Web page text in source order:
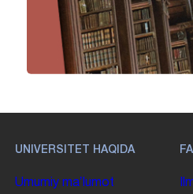
UNIVERSITET HAQIDA
Umumiy maʼlumot